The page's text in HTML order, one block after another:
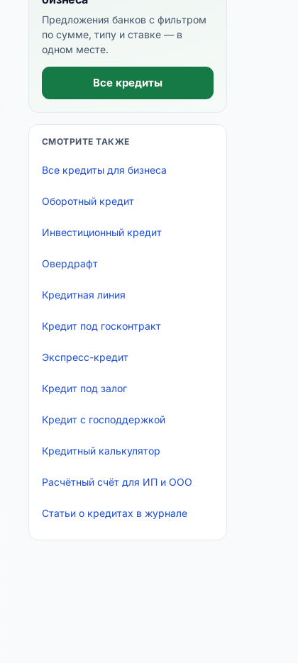
Предложения банков с фильтром
по сумме, типу и ставке — в
одном месте.
Все кредиты
СМОТРИТЕ ТАКЖЕ
Все кредиты для бизнеса
Оборотный кредит
Инвестиционный кредит
Овердрафт
Кредитная линия
Кредит под госконтракт
Экспресс-кредит
Кредит под залог
Кредит с господдержкой
Кредитный калькулятор
Расчётный счёт для ИП и ООО
Статьи о кредитах в журнале